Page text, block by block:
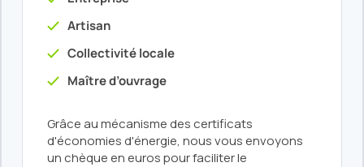
Artisan
Collectivité locale
Maître d’ouvrage
Grâce au mécanisme des certificats
d'économies d'énergie, nous vous envoyons
un chèque en euros pour faciliter le